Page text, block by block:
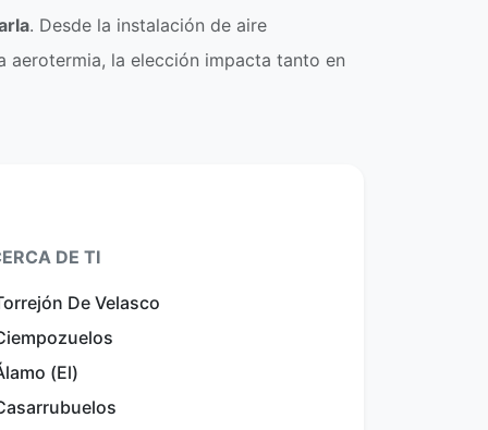
. Desde la instalación de aire
aerotermia, la elección impacta tanto en
DE TI
De Velasco
(El)